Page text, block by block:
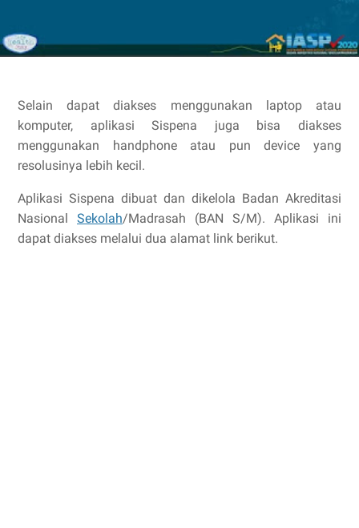
Selain dapat diakses menggunakan laptop atau
komputer, aplikasi Sispena juga bisa diakses
menggunakan handphone atau pun device yang
resolusinya lebih kecil.
Aplikasi Sispena dibuat dan dikelola Badan Akreditasi
Nasional Sekolah/Madrasah (BAN S/M). Aplikasi ini
dapat diakses melalui dua alamat link berikut.